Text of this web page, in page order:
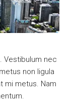
Vestibulum nec
non ligula
mi metus. Nam